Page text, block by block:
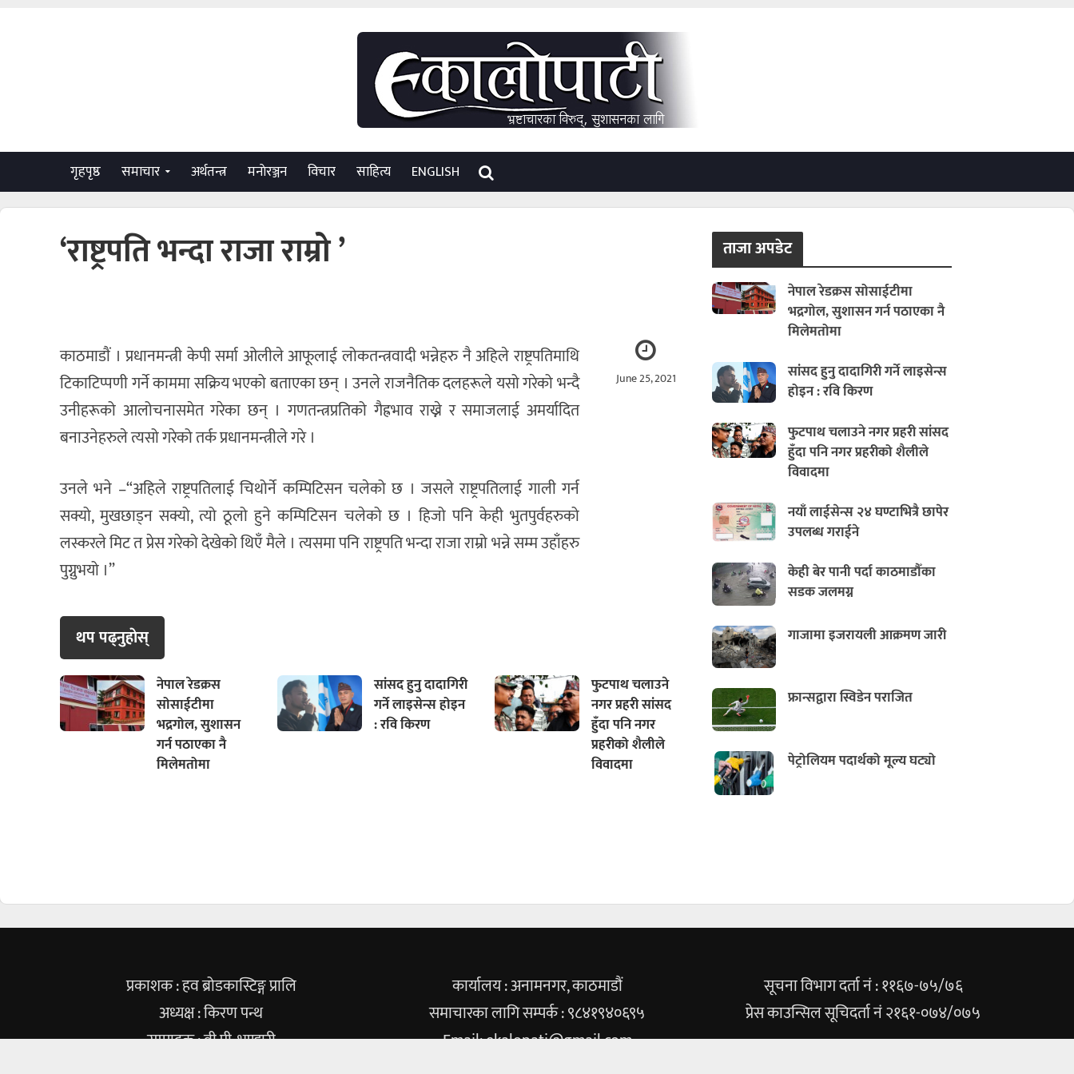
गृहपृष्ठ समाचार अर्थतन्त्र मनाेरञ्जन विचार साहित्य ENGLISH
‘राष्ट्रपति भन्दा राजा राम्रो ’
June 25, 2021
काठमाडाैं । प्रधानमन्त्री केपी सर्मा ओलीले आफूलाई लोकतन्त्रवादी भन्नेहरु नै अहिले राष्ट्रपतिमाथि
टिकाटिप्पणी गर्ने काममा सक्रिय भएको बताएका छन् । उनले राजनैतिक दलहरूले यसो गरेको भन्दै
उनीहरूको आलोचनासमेत गरेका छन् । गणतन्त्रप्रतिको गैह्रभाव राख्ने र समाजलाई अमर्यादित
बनाउनेहरुले त्यसो गरेको तर्क प्रधानमन्त्रीले गरे ।
उनले भने –“अहिले राष्ट्रपतिलाई चिथोर्ने कम्पिटिसन चलेको छ । जसले राष्ट्रपतिलाई गाली गर्न
सक्यो, मुखछाड्न सक्यो, त्यो ठूलो हुने कम्पिटिसन चलेको छ । हिजो पनि केही भुतपुर्वहरुको
लस्करले मिट त प्रेस गरेको देखेको थिएँ मैले । त्यसमा पनि राष्ट्रपति भन्दा राजा राम्रो भन्ने सम्म उहाँहरु
पुग्नुभयो ।”
थप पढ्नुहाेस्
नेपाल रेडक्रस
सोसाईटीमा
भद्रगोल, सुशासन
गर्न पठाएका नै
मिलेमतोमा
सांसद हुनु दादागिरी
गर्ने लाइसेन्स होइन
: रवि किरण
फुटपाथ चलाउने
नगर प्रहरी सांसद
हुँदा पनि नगर
प्रहरीको शैलीले
विवादमा
ताजा अपडेट
नेपाल रेडक्रस सोसाईटीमा
भद्रगोल, सुशासन गर्न पठाएका नै
मिलेमतोमा
सांसद हुनु दादागिरी गर्ने लाइसेन्स
होइन : रवि किरण
फुटपाथ चलाउने नगर प्रहरी सांसद
हुँदा पनि नगर प्रहरीको शैलीले
विवादमा
नयाँ लाईसेन्स २४ घण्टाभित्रै छापेर
उपलब्ध गराईने
केही बेर पानी पर्दा काठमाडौँका
सडक जलमग्न
गाजामा इजरायली आक्रमण जारी
फ्रान्सद्वारा स्विडेन पराजित
पेट्रोलियम पदार्थको मूल्य घट्यो
प्रकाशक : हव ब्रोडकास्टिङ्ग प्रालि
अध्यक्ष : किरण पन्थ
सम्पादक : वी.पी. भण्डारी
कार्यालय : अनामनगर, काठमाडौं
समाचारका लागि सम्पर्क : ९८४१९४०६९५
Email:ekalopati@gmail.com
सूचना विभाग दर्ता नं : ११६७-७५/७६
प्रेस काउन्सिल सूचिदर्ता नं २१६१-०७४/०७५